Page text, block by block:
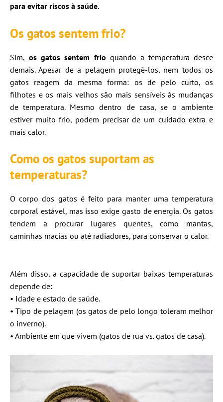
para evitar riscos à saúde.
Os gatos sentem frio?
Sim, os gatos sentem frio quando a temperatura desce
demais. Apesar de a pelagem protegê-los, nem todos os
gatos reagem da mesma forma: os de pelo curto, os
filhotes e os mais velhos são mais sensíveis às mudanças
de temperatura. Mesmo dentro de casa, se o ambiente
estiver muito frio, podem precisar de um cuidado extra e
mais calor.
Como os gatos suportam as
temperaturas?
O corpo dos gatos é feito para manter uma temperatura
corporal estável, mas isso exige gasto de energia. Os gatos
tendem a procurar lugares quentes, como mantas,
caminhas macias ou até radiadores, para conservar o calor.
Além disso, a capacidade de suportar baixas temperaturas
depende de:
• Idade e estado de saúde.
• Tipo de pelagem (os gatos de pelo longo toleram melhor
o inverno).
• Ambiente em que vivem (gatos de rua vs. gatos de casa).